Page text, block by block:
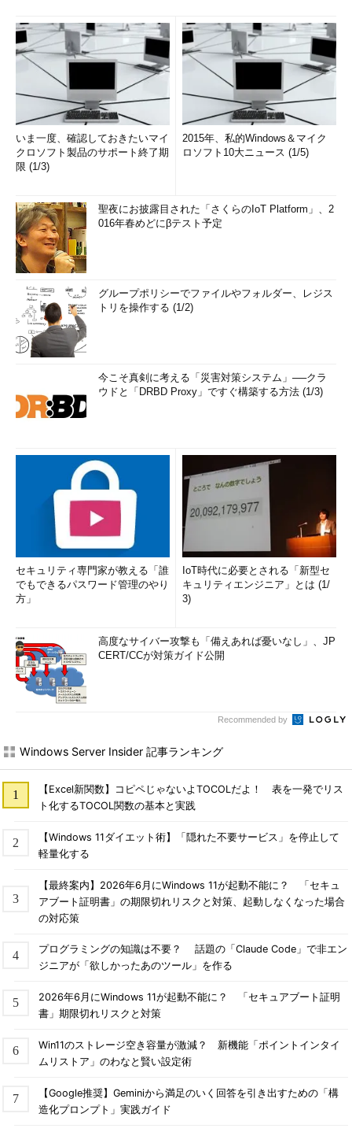
いま一度、確認しておきたいマイ
クロソフト製品のサポート終了期
限 (1/3)
2015年、私的Windows＆マイク
ロソフト10大ニュース (1/5)
聖夜にお披露目された「さくらのIoT Platform」、2
016年春めどにβテスト予定
グループポリシーでファイルやフォルダー、レジス
トリを操作する (1/2)
今こそ真剣に考える「災害対策システム」──クラ
ウドと「DRBD Proxy」ですぐ構築する方法 (1/3)
セキュリティ専門家が教える「誰
でもできるパスワード管理のやり
方」
IoT時代に必要とされる「新型セ
キュリティエンジニア」とは (1/
3)
高度なサイバー攻撃も「備えあれば憂いなし」、JP
CERT/CCが対策ガイド公開
Recommended by
Windows Server Insider 記事ランキング
【Excel新関数】コピペじゃないよTOCOLだよ！ 表を一発でリス
ト化するTOCOL関数の基本と実践
【Windows 11ダイエット術】「隠れた不要サービス」を停止して
軽量化する
【最終案内】2026年6月にWindows 11が起動不能に？ 「セキュ
アブート証明書」の期限切れリスクと対策、起動しなくなった場合
の対応策
プログラミングの知識は不要？ 話題の「Claude Code」で非エン
ジニアが「欲しかったあのツール」を作る
2026年6月にWindows 11が起動不能に？ 「セキュアブート証明
書」期限切れリスクと対策
Win11のストレージ空き容量が激減？ 新機能「ポイントインタイ
ムリストア」のわなと賢い設定術
【Google推奨】Geminiから満足のいく回答を引き出すための「構
造化プロンプト」実践ガイド